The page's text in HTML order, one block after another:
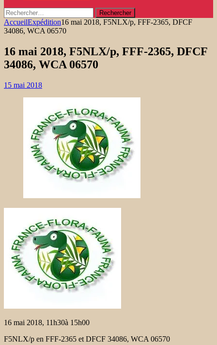
Rechercher :
AccueilExpédition16 mai 2018, F5NLX/p, FFF-2365, DFCF
34086, WCA 06570
16 mai 2018, F5NLX/p, FFF-2365, DFCF
34086, WCA 06570
15 mai 2018
16 mai 2018, 11h30à 15h00
F5NLX/p en FFF-2365 et DFCF 34086, WCA 06570